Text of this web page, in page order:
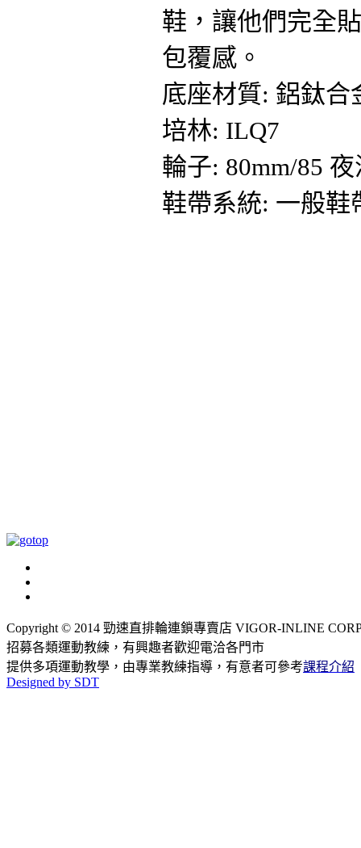
鞋，讓他們完全
包覆感。
底座材質: 鋁鈦合
培林: ILQ7
輪子: 80mm/85
鞋帶系統: 一般鞋
Copyright © 2014 勁速直排輪連鎖專賣店 VIGOR-INLINE
招募各類運動教練，有興趣者歡迎電洽各門市
提供多項運動教學，由專業教練指導，有意者可參考課程介紹
Designed by SDT